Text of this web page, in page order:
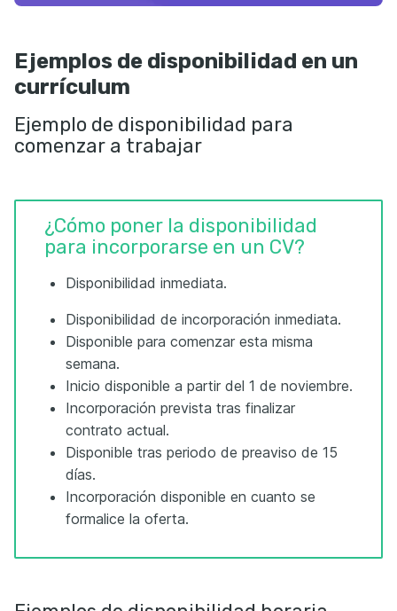
Ejemplos de disponibilidad en un
currículum
Ejemplo de disponibilidad para
comenzar a trabajar
¿Cómo poner la disponibilidad
para incorporarse en un CV?
Disponibilidad inmediata.
Disponibilidad de incorporación inmediata.
Disponible para comenzar esta misma
semana.
Inicio disponible a partir del 1 de noviembre.
Incorporación prevista tras finalizar
contrato actual.
Disponible tras periodo de preaviso de 15
días.
Incorporación disponible en cuanto se
formalice la oferta.